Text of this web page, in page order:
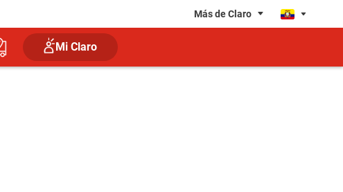
Más de Claro
Mi Claro